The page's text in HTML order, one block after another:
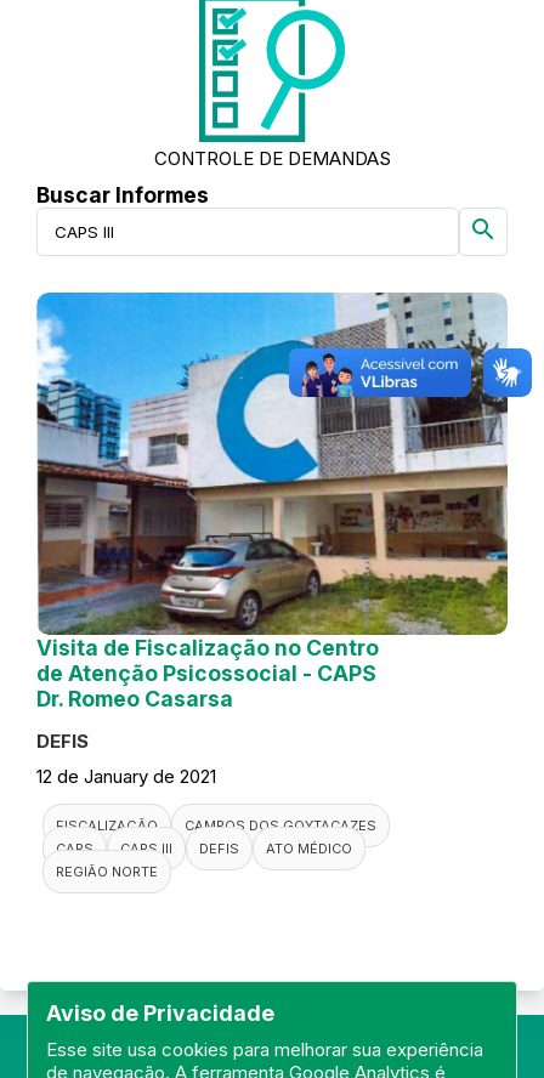
Aviso de Privacidade
Esse site usa cookies para melhorar sua experiência
de navegação. A ferramenta Google Analytics é
CONTROLE DE DEMANDAS
Buscar Informes
search
Visita de Fiscalização no Centro
de Atenção Psicossocial - CAPS
Dr. Romeo Casarsa
DEFIS
12 de January de 2021
FISCALIZAÇÃO
CAMPOS DOS GOYTACAZES
CAPS
CAPS III DEFIS
ATO MÉDICO
REGIÃO NORTE